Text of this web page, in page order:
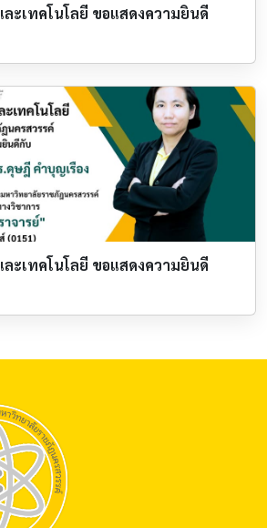
ะเทคโนโลยี ขอแสดงความยินดี
ะเทคโนโลยี ขอแสดงความยินดี